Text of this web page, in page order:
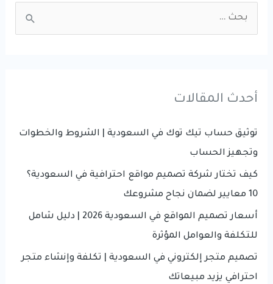
زيادة
متابعين
وتيكc
f
أحدث المقالات
توثيق حساب تيك توك في السعودية | الشروط والخطوات
وتجهيز الحساب
كيف تختار شركة تصميم مواقع احترافية في السعودية؟
10 معايير لضمان نجاح مشروعك
أسعار تصميم المواقع في السعودية 2026 | دليل شامل
للتكلفة والعوامل المؤثرة
تصميم متجر إلكتروني في السعودية | تكلفة وإنشاء متجر
احترافي يزيد مبيعاتك